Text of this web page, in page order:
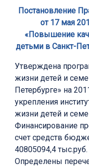
Постановление
от 17 мая
«Повышение
детьми в Санкт-
Утверждена
жизни детей и
Петербурге» на
укрепления
жизни детей и
Финансирование
счет средств
40805094,4 тыс.руб.
Определены